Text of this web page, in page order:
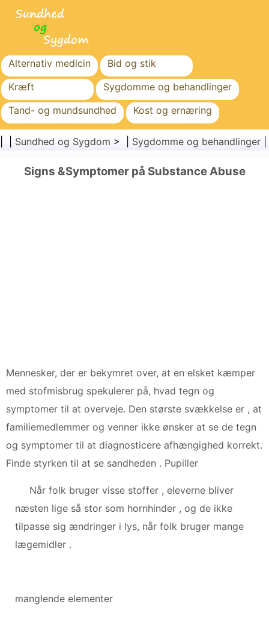
Alternativ medicin
Bid og stik
Kræft
Sygdomme og behandlinger
Tand- og mundsundhed
Kost og ernæring
Familiesundhed
Sundhedssektoren
Kirurgi og procedurer
Sundhed
Sundhed og Sygdom > | Sygdomme og behandlinger
Signs &Symptomer på Substance Abuse
Mennesker, der er bekymret over, at en elsket kæmper
med stofmisbrug spekulerer på, hvad tegn og
symptomer til at overveje. Den største svækkelse er , at
familiemedlemmer og venner ikke ønsker at se de tegn
og symptomer til at diagnosticere afhængighed korrekt.
Finde styrken til at se sandheden . Pupiller
Når folk bruger visse stoffer , eleverne bliver
næsten lige så stor som hornhinder , og de ikke
tilpasse sig ændringer i lys, når folk bruger mange
lægemidler .
manglende elementer